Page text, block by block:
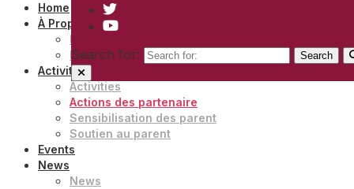
Search for:
Home
À Propos
Notre organisation
Rencontrer notre équipe
Activities
Activities
Actions des partenaire
Sensibilisation des parent
Soutien au parent
Events
News
News